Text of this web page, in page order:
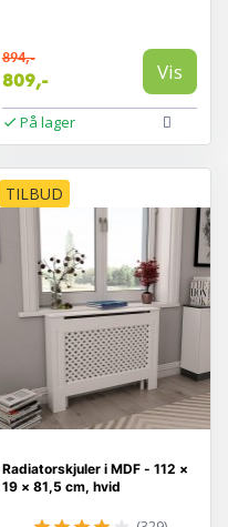
894,-
809,- Vis
På lager
TILBUD
Radiatorskjuler i MDF - 112 ×
19 × 81,5 cm, hvid